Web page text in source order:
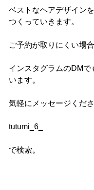
ベストなヘアデザイン
つくっていきます。
ご予約が取りにくい場
インスタグラムのDMで
います。
気軽にメッセージくださ
tutumi_6_
で検索。